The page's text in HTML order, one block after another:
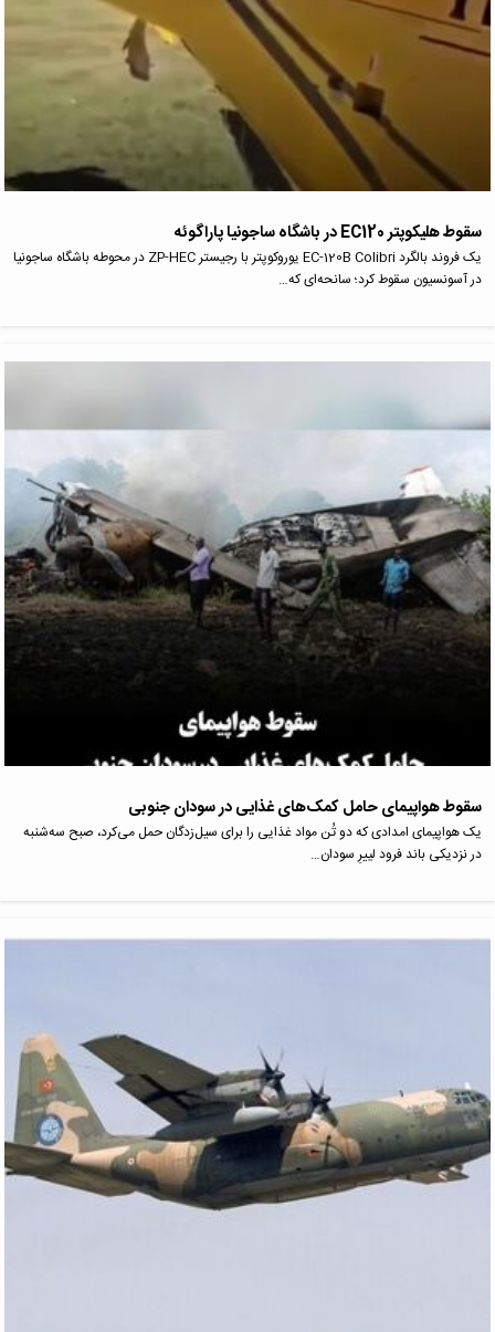
سقوط هلیکوپتر EC120 در باشگاه ساجونیا پاراگوئه
یک فروند بالگرد EC‑120B Colibri یوروکوپتر با رجیستر ZP‑HEC در محوطه باشگاه ساجونیا
در آسونسیون سقوط کرد؛ سانحه‌ای که…
سقوط هواپیمای حامل کمک‌های غذایی در سودان جنوبی
یک هواپیمای امدادی که دو تُن مواد غذایی را برای سیل‌زدگان حمل می‌کرد، صبح سه‌شنبه
در نزدیکی باند فرود لییرِ سودان…